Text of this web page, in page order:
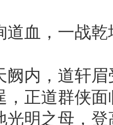
。殉道
阙内，道轩
，正道群侠
光明之母，